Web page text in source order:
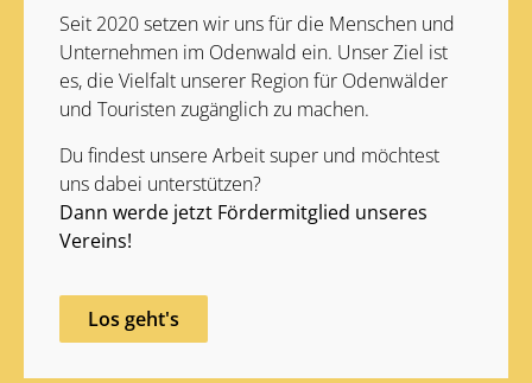
Seit 2020 setzen wir uns für die Menschen und
Unternehmen im Odenwald ein. Unser Ziel ist
es, die Vielfalt unserer Region für Odenwälder
und Touristen zugänglich zu machen.
Du findest unsere Arbeit super und möchtest
uns dabei unterstützen?
Dann werde jetzt Fördermitglied unseres
Vereins!
Los geht's